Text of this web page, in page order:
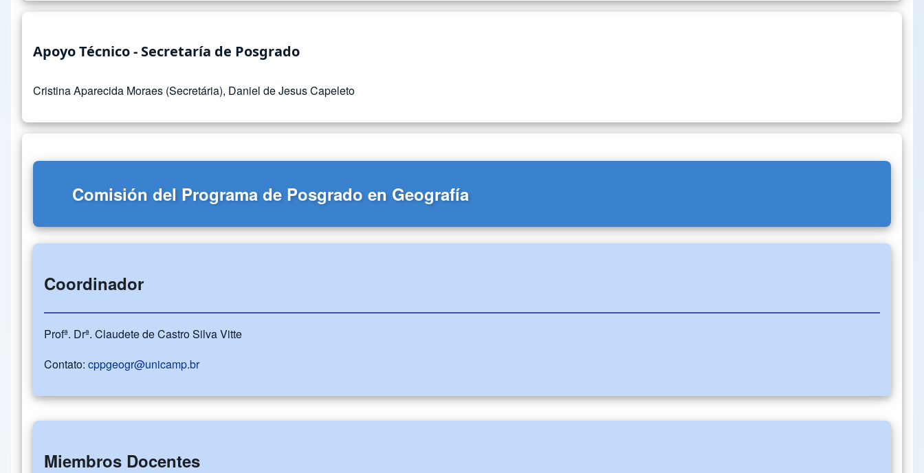
Apoyo Técnico - Secretaría de Posgrado
Cristina Aparecida Moraes (Secretária), Daniel de Jesus Capeleto
Comisión del Programa de Posgrado en Geografía
Coordinador
Profª. Drª. Claudete de Castro Silva Vitte
Contato: cppgeogr@unicamp.br
Miembros Docentes